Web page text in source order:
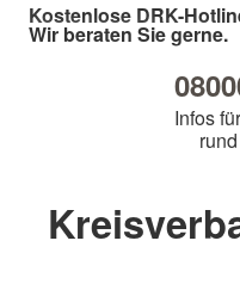
Kostenlose DRK-
Wir beraten Sie gerne.
Infos